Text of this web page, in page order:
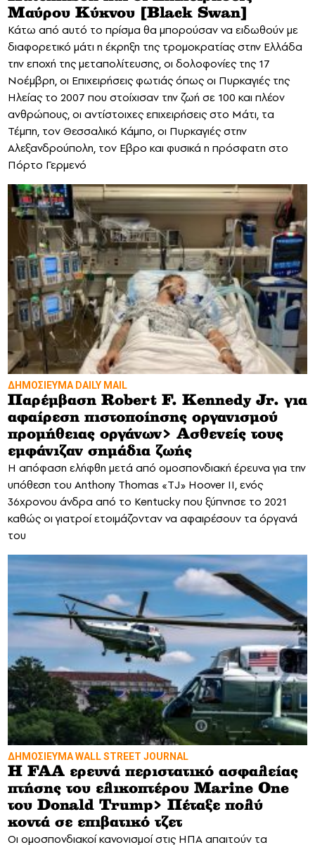
Μαύρου Κύκνου [Black Swan]
Κάτω από αυτό το πρίσμα θα μπορούσαν να ειδωθούν με
διαφορετικό μάτι η έκρηξη της τρομοκρατίας στην Ελλάδα
την εποχή της μεταπολίτευσης, οι δολοφονίες της 17
Νοέμβρη, οι Επιχειρήσεις φωτιάς όπως οι Πυρκαγιές της
Ηλείας το 2007 που στοίχισαν την ζωή σε 100 και πλέον
ανθρώπους, οι αντίστοιχες επιχειρήσεις στο Μάτι, τα
Τέμπη, τον Θεσσαλικό Κάμπο, οι Πυρκαγιές στην
Αλεξανδρούπολη, τον Εβρο και φυσικά η πρόσφατη στο
Πόρτο Γερμενό
ΔΗΜΟΣΙΕΥΜΑ DAILY MAIL
Παρέμβαση Robert F. Kennedy Jr. για
αφαίρεση πιστοποίησης οργανισμού
προμήθειας οργάνων> Ασθενείς τους
εμφάνιζαν σημάδια ζωής
Η απόφαση ελήφθη μετά από ομοσπονδιακή έρευνα για την
υπόθεση του Anthony Thomas «TJ» Hoover II, ενός
36χρονου άνδρα από το Kentucky που ξύπνησε το 2021
καθώς οι γιατροί ετοιμάζονταν να αφαιρέσουν τα όργανά
του
ΔΗΜΟΣΙΕΥΜΑ WALL STREET JOURNAL
Η FAA ερευνά περιστατικό ασφαλείας
πτήσης του ελικοπτέρου Marine One
του Donald Trump> Πέταξε πολύ
κοντά σε επιβατικό τζετ
Οι ομοσπονδιακοί κανονισμοί στις ΗΠΑ απαιτούν τα